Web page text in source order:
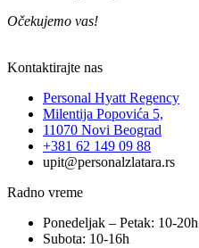
Očekujemo vas!
Kontaktirajte nas
Personal Hyatt Regency
Milentija Popovića 5,
11070 Novi Beograd
+381 62 149 09 88
upit@personalzlatara.rs
Radno vreme
Ponedeljak – Petak: 10-20h
Subota: 10-16h